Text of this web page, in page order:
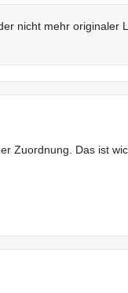
nicht mehr originaler
Zuordnung. Das ist